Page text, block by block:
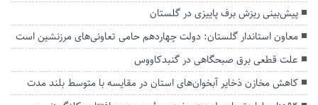
پیش‌بینی ریزش برف پاییزی در گلستان
معاون استاندار گلستان: دولت چهاردهم حامی تعاونی‌های مرزنشین است
علت قطعی برق صبحگاهی در گنبدکاووس
کاهش مخازن ذخایر آبخوان‌های استان در مقایسه با متوسط بلند مدت